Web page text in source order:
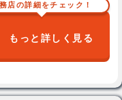
店の詳細をチェック！
もっと詳しく見る